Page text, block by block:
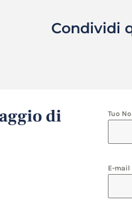
Condividi
di Tuo
E-mail